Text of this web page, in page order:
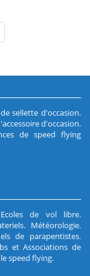
sellette d'occasion.
d'occasion.
de speed flying
Ecoles de vol libre.
. Météorologie.
de parapentistes.
et Associations de
speed flying.